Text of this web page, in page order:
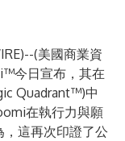
)--(美國商業資
今日宣布，其在
Quadrant™)中
在執行力與願
這再次印證了公